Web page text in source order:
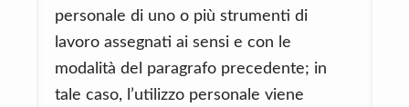
personale di uno o più strumenti di
lavoro assegnati ai sensi e con le
modalità del paragrafo precedente; in
tale caso, l’utilizzo personale viene